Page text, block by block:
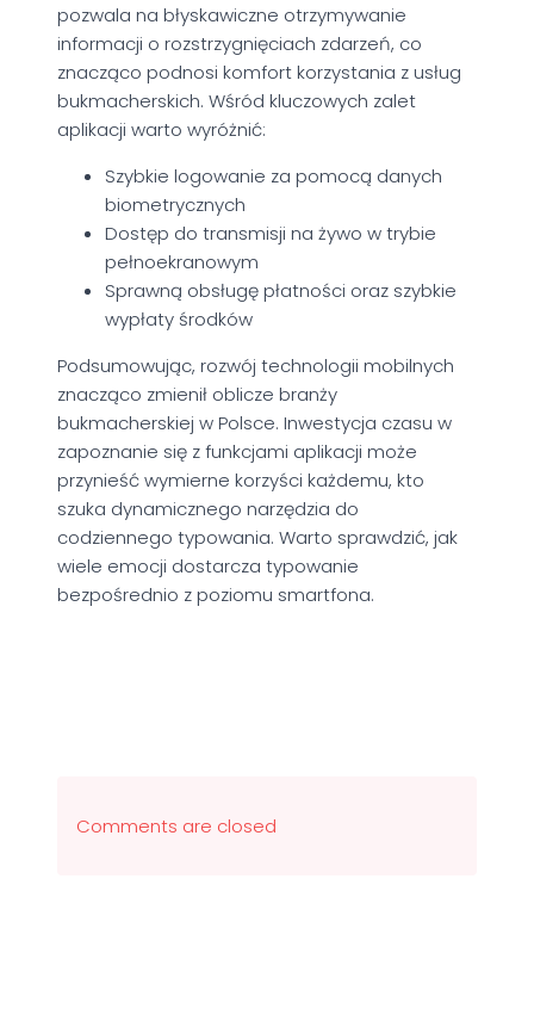
pozwala na błyskawiczne otrzymywanie
informacji o rozstrzygnięciach zdarzeń, co
znacząco podnosi komfort korzystania z usług
bukmacherskich. Wśród kluczowych zalet
aplikacji warto wyróżnić:
Szybkie logowanie za pomocą danych
biometrycznych
Dostęp do transmisji na żywo w trybie
pełnoekranowym
Sprawną obsługę płatności oraz szybkie
wypłaty środków
Podsumowując, rozwój technologii mobilnych
znacząco zmienił oblicze branży
bukmacherskiej w Polsce. Inwestycja czasu w
zapoznanie się z funkcjami aplikacji może
przynieść wymierne korzyści każdemu, kto
szuka dynamicznego narzędzia do
codziennego typowania. Warto sprawdzić, jak
wiele emocji dostarcza typowanie
bezpośrednio z poziomu smartfona.
Comments are closed